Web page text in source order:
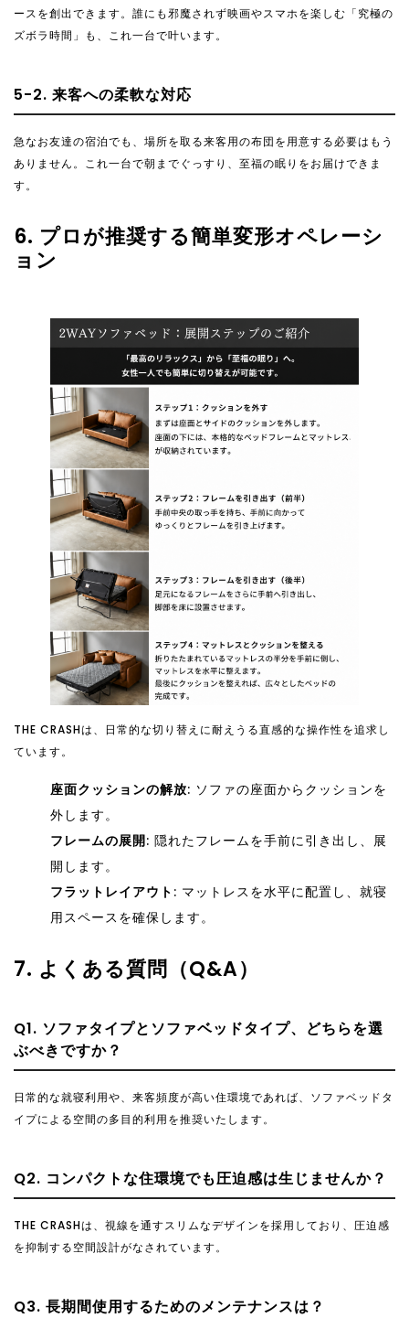
ースを創出できます。誰にも邪魔されず映画やスマホを楽しむ「究極の
ズボラ時間」も、これ一台で叶います。
5-2. 来客への柔軟な対応
急なお友達の宿泊でも、場所を取る来客用の布団を用意する必要はもう
ありません。これ一台で朝までぐっすり、至福の眠りをお届けできま
す。
6. プロが推奨する簡単変形オペレーシ
ョン
THE CRASHは、日常的な切り替えに耐えうる直感的な操作性を追求し
ています。
座面クッションの解放: ソファの座面からクッションを
外します。
フレームの展開: 隠れたフレームを手前に引き出し、展
開します。
フラットレイアウト : マットレスを水平に配置し、就寝
用スペースを確保します。
7. よくある質問（Q&A）
Q1. ソファタイプとソファベッドタイプ、どちらを選
ぶべきですか？
日常的な就寝利用や、来客頻度が高い住環境であれば、ソファベッドタ
イプによる空間の多目的利用を推奨いたします。
Q2. コンパクトな住環境でも圧迫感は生じませんか？
THE CRASHは、視線を通すスリムなデザインを採用しており、圧迫感
を抑制する空間設計がなされています。
Q3. 長期間使用するためのメンテナンスは？